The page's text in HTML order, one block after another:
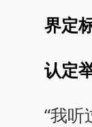
界定
认定
“我听过